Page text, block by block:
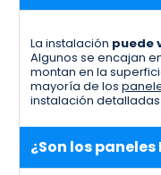
La instalación puede
Algunos se encajan
montan en la
mayoría de los
instalación detalladas.
¿Son los paneles